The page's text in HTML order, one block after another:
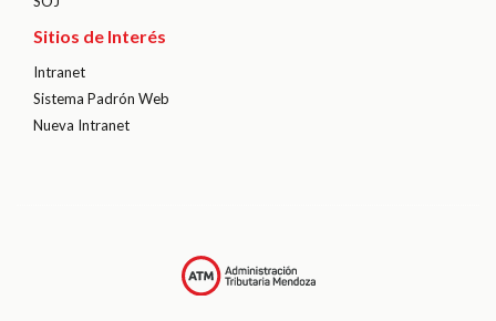
Sitios de Interés
Intranet
Sistema Padrón Web
Nueva Intranet